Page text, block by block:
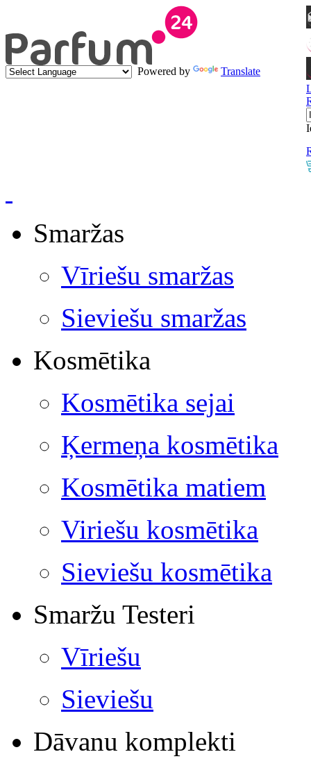
Powered by
Translate
Smaržas
Vīriešu smaržas
Sieviešu smaržas
Kosmētika
Kosmētika sejai
Ķermeņa kosmētika
Kosmētika matiem
Viriešu kosmētika
Sieviešu kosmētika
Smaržu Testeri
Vīriešu
Sieviešu
Dāvanu komplekti